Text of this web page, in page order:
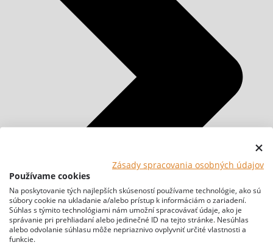
Zásady spracovania osobných údajov
Používame cookies
Na poskytovanie tých najlepších skúseností používame technológie, ako sú
súbory cookie na ukladanie a/alebo prístup k informáciám o zariadení.
Súhlas s týmito technológiami nám umožní spracovávať údaje, ako je
správanie pri prehliadaní alebo jedinečné ID na tejto stránke. Nesúhlas
alebo odvolanie súhlasu môže nepriaznivo ovplyvniť určité vlastnosti a
funkcie.